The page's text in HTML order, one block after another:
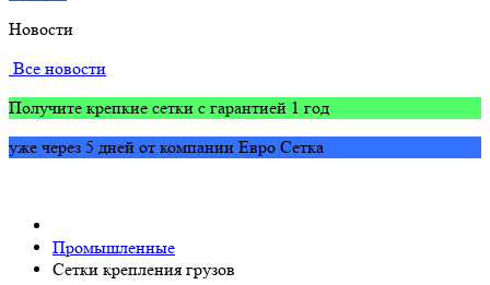
Новости
Все новости
Получите крепкие сетки с гарантией 1 год
уже через 5 дней от компании Евро Сетка
Промышленные
Сетки крепления грузов